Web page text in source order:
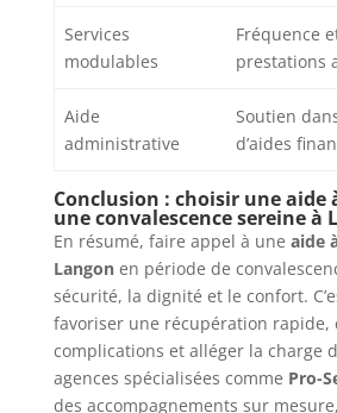
Services
modulables
Fréquence
prestations
Aide
administrative
Soutien
d’aides
Conclusion : choisir une aide
une convalescence sereine à
En résumé, faire appel à une aide
Langonen période de
sécurité, la dignité et le confort.
favoriser une récupération rapide,
complications et alléger la charge
agences spécialisées comme Pro-
des accompagnements sur